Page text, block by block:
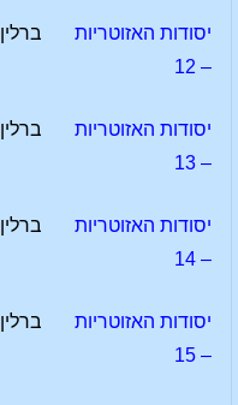
יסודות האזוטריות
– 12
ברלין
יסודות האזוטריות
– 13
ברלין
יסודות האזוטריות
– 14
ברלין
יסודות האזוטריות
– 15
ברלין